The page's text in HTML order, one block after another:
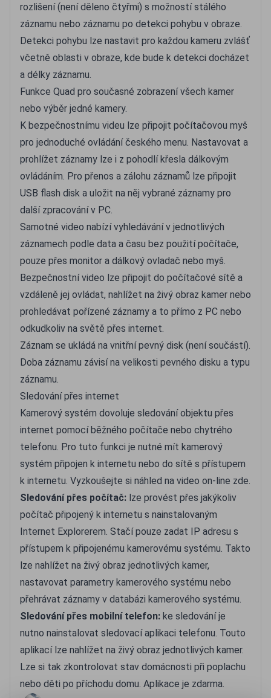
rozlišení (není děleno čtyřmi) s možností stálého
záznamu nebo záznamu po detekci pohybu v obraze.
Detekci pohybu lze nastavit pro každou kameru zvlášť
včetně oblasti v obraze, kde bude k detekci docházet
a délky záznamu.
Funkce Quad pro současné zobrazení všech kamer
nebo výběr jedné kamery.
K bezpečnostnímu videu lze připojit počítačovou myš
pro jednoduché ovládání českého menu. Nastavovat a
prohlížet záznamy lze i z pohodlí křesla dálkovým
ovládáním. Pro přenos a zálohu záznamů lze připojit
USB flash disk a uložit na něj vybrané záznamy pro
další zpracování v PC.
Samotné video nabízí vyhledávání v jednotlivých
záznamech podle data a času bez použití počítače,
pouze přes monitor a dálkový ovladač nebo myš.
Bezpečnostní video lze připojit do počítačové sítě a
vzdáleně jej ovládat, nahlížet na živý obraz kamer nebo
prohledávat pořízené záznamy a to přímo z PC nebo
odkudkoliv na světě přes internet.
Záznam se ukládá na vnitřní pevný disk (není součástí).
Doba záznamu závisí na velikosti pevného disku a typu
záznamu.
Sledování přes internet
Kamerový systém dovoluje sledování objektu přes
internet pomocí běžného počítače nebo chytrého
telefonu. Pro tuto funkci je nutné mít kamerový
systém připojen k internetu nebo do sítě s přístupem
k internetu. Vyzkoušejte si náhled na video on-line zde.
Sledování přes počítač: lze provést přes jakýkoliv
počítač připojený k internetu s nainstalovaným
Internet Explorerem. Stačí pouze zadat IP adresu s
přístupem k připojenému kamerovému systému. Takto
lze nahlížet na živý obraz jednotlivých kamer,
nastavovat parametry kamerového systému nebo
přehrávat záznamy v databázi kamerového systému.
Sledování přes mobilní telefon: ke sledování je
nutno nainstalovat sledovací aplikaci telefonu. Touto
aplikací lze nahlížet na živý obraz jednotlivých kamer.
Lze si tak zkontrolovat stav domácnosti při poplachu
nebo děti po příchodu domu. Aplikace je zdarma.